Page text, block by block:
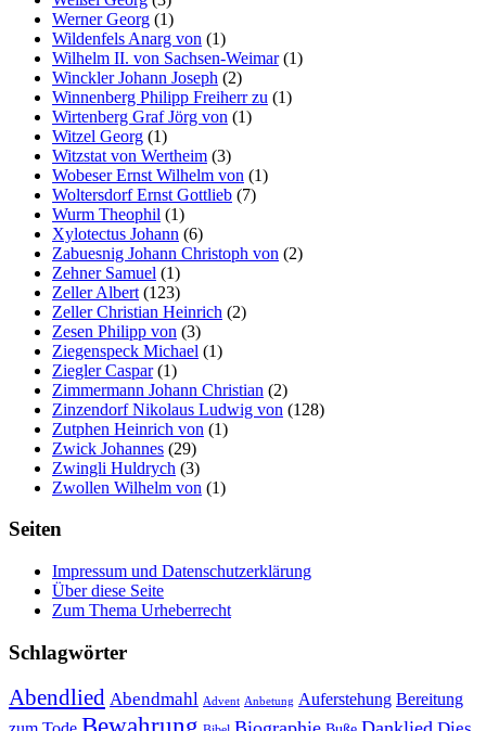
Werner Georg (1)
Wildenfels Anarg von (1)
Wilhelm II. von Sachsen-Weimar(1)
Winckler Johann Joseph (2)
Winnenberg Philipp Freiherr zu (1)
Wirtenberg Graf Jörg von (1)
Witzel Georg (1)
Witzstat von Wertheim (3)
Wobeser Ernst Wilhelm von (1)
Woltersdorf Ernst Gottlieb (7)
Wurm Theophil (1)
Xylotectus Johann (6)
Zabuesnig Johann Christoph von (2)
Zehner Samuel (1)
Zeller Albert (123)
Zeller Christian Heinrich (2)
Zesen Philipp von (3)
Ziegenspeck Michael (1)
Ziegler Caspar(1)
Zimmermann Johann Christian (2)
Zinzendorf Nikolaus Ludwig von (128)
Zutphen Heinrich von (1)
Zwick Johannes (29)
Zwingli Huldrych (3)
Zwollen Wilhelm von (1)
Seiten
Impressum und Datenschutzerklärung
Über diese Seite
Zum Thema Urheberrecht
Schlagwörter
Abendlied Abendmahl Advent Anbetung Auferstehung Bereitung